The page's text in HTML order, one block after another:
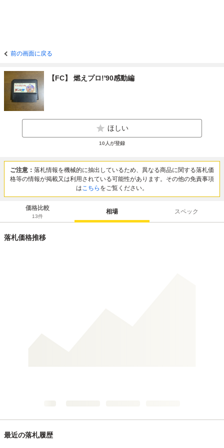
前の画面に戻る
【FC】 燃えプロ!'90感動編
ほしい
10 人が登録
ご注意： 落札情報を機械的に抽出しているため、異なる商品に関する落札価
格等の情報が掲載又は利用されている可能性があります。その他の免責事項
はこちら をご覧ください。
価格比較
13件
相場 スペック
落札価格推移
最近の落札履歴